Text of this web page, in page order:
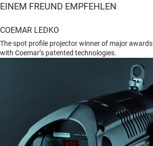
EINEM FREUND EMPFEHLEN
COEMAR LEDKO
The spot profile projector winner of major awards
with Coemar’s patented technologies.